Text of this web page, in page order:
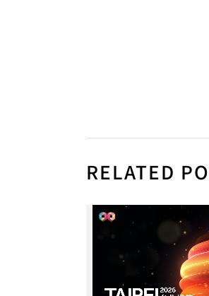
RELATED